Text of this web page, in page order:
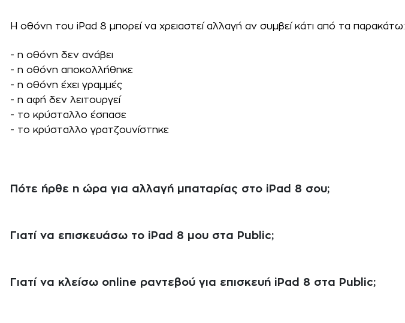
Η οθόνη του iPad 8 μπορεί να χρειαστεί αλλαγή αν συμβεί κάτι από τα παρακάτω:
- η οθόνη δεν ανάβει
- η οθόνη αποκολλήθηκε
- η οθόνη έχει γραμμές
- η αφή δεν λειτουργεί
- το κρύσταλλο έσπασε
- το κρύσταλλο γρατζουνίστηκε
Πότε ήρθε η ώρα για αλλαγή μπαταρίας στο iPad 8 σου;
Γιατί να επισκευάσω το iPad 8 μου στα Public;
Γιατί να κλείσω online ραντεβού για επισκευή iPad 8 στα Public;